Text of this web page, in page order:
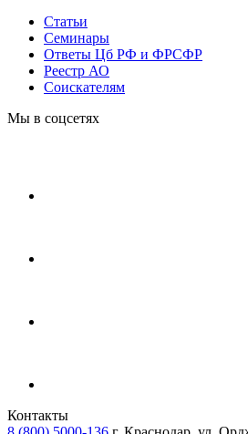
Статьи
Cеминары
Ответы Цб РФ и ФРСФР
Реестр АО
Соискателям
Мы в соцсетях
Контакты